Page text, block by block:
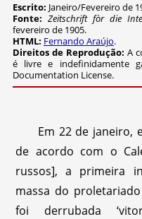
Escrito: Janeiro/Fevereiro de
Fonte: Zeitschrift fòr die
fevereiro de 1905.
HTML: Fernando Araújo.
Direitos de Reprodução: A
é livre e indefinidamente
Documentation License.
Em 22 de janeiro,
de acordo com o
russos], a primeira
massa do
foi derrubada